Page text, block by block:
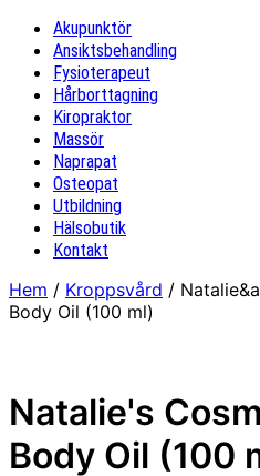
Akupunktör
Ansiktsbehandling
Fysioterapeut
Hårborttagning
Kiropraktor
Massör
Naprapat
Osteopat
Utbildning
Hälsobutik
Kontakt
Hem / Kroppsvård /
Body Oil (100 ml)
Natalie's
Body Oil (100